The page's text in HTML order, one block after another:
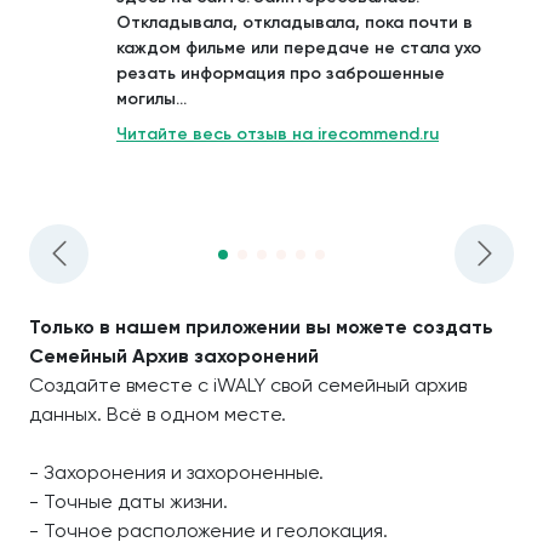
Откладывала, откладывала, пока почти в
каждом фильме или передаче не стала ухо
резать информация про заброшенные
могилы...
Читайте весь отзыв на irecommend.ru
Только в нашем приложении вы можете создать
Семейный Архив захоронений
Создайте вместе с iWALY свой семейный архив
данных. Всё в одном месте.
- Захоронения и захороненные.
- Точные даты жизни.
- Точное расположение и геолокация.